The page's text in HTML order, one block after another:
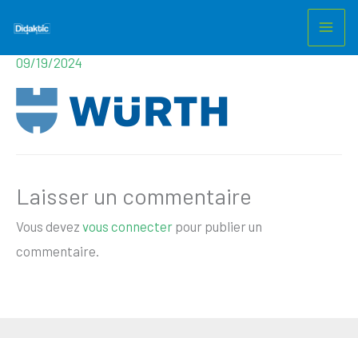
contenu
m.nezet@gmail.com/
09/19/2024
Laisser un commentaire
Vous devez vous connecter pour publier un
commentaire.